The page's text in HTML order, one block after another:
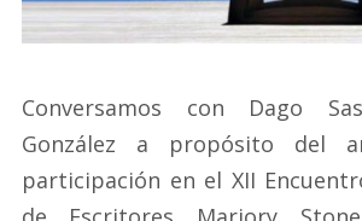
Conversamos con Dago
González a propósito del
participación en el XII